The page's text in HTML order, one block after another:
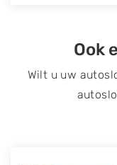
Ook
Wilt u uw